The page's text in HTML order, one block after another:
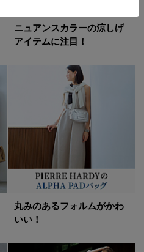
ニュアンスカラーの涼しげ
アイテムに注目！
丸みのあるフォルムがかわ
いい！